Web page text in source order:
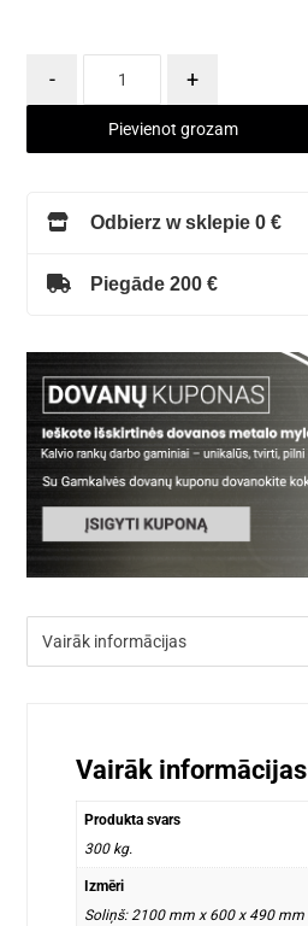
- +
Pievienot grozam
Odbierz w sklepie 0 €
Piegāde 200 €
Vairāk informācijas
Produkta svars
300 kg.
Izmēri
Soliņš: 2100 mm x 600 x 490 mm